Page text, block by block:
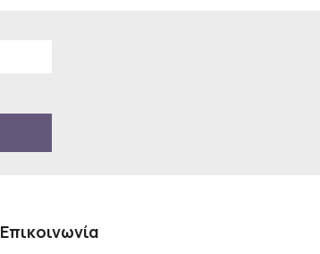
Επικοινωνία